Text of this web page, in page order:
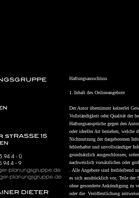
Haftungsausschluss
1. Inhalt des Onlineangebote
Der Autor übernimmt keinerlei
Vollständigkeit oder Qualität der
Haftungsansprüche gegen den
oder ideeller Art beziehen, welche
Nichtnutzung der dargebotenen
fehlerhafter und unvollständiger
grundsätzlich ausgeschlossen,
nachweislich vorsätzliches oder
. Alle Angebote sind freibleibend
es sich ausdrücklich vor, Teile der
ohne gesonderte Ankündigung zu
oder die Veröffentlichung